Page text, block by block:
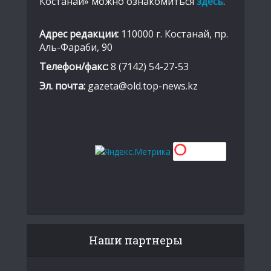
Адрес редакции: 110000 г. Костанай, пр.
Аль-Фараби, 90
Телефон/факс:8 (7142) 54-27-53
Эл. почта: gazeta@old.top-news.kz
Наши партнеры